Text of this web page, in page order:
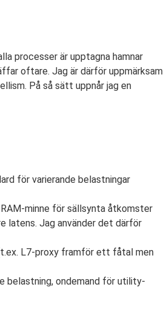
processer är upptagna hamnar
oftare. Jag är därför uppmärksam
På så sätt uppnår jag en
för varierande belastningar
minne för sällsynta åtkomster
latens. Jag använder det därför
L7-proxy framför ett fåtal men
belastning, ondemand för utility-